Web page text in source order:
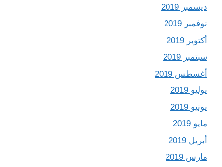
ديسمبر 2019
نوفمبر 2019
أكتوبر 2019
سبتمبر 2019
أغسطس 2019
يوليو 2019
يونيو 2019
مايو 2019
أبريل 2019
مارس 2019